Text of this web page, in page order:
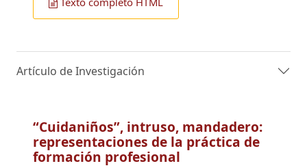
Artículo de Investigación
“Cuidaniños”, intruso, mandadero:
representaciones de la práctica de
formación profesional